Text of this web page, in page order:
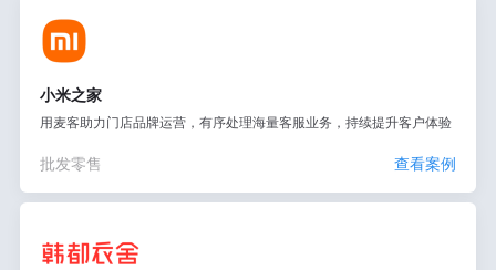
小米之家
用麦客助力门店品牌运营，有序处理海量客服业务，持续提升客户体验
批发零售 查看案例